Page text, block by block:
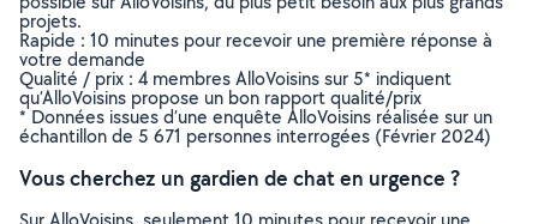
projets.
Rapide : 10 minutes pour recevoir une première réponse à
votre demande
Qualité / prix : 4 membres AlloVoisins sur 5* indiquent
qu’AlloVoisins propose un bon rapport qualité/prix
* Données issues d’une enquête AlloVoisins réalisée sur un
échantillon de 5 671 personnes interrogées (Février 2024)
Vous cherchez un gardien de chat en urgence ?